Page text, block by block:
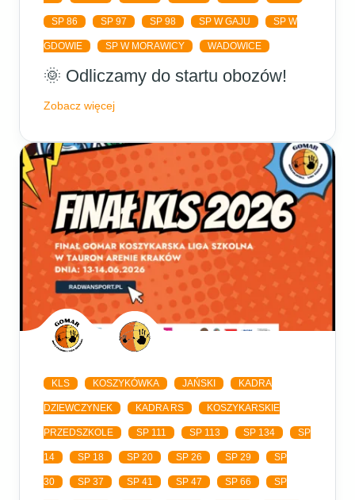
SP 86 SP 97 SP 98 SP W GAJU SP W
GDOWIE SP W MORAWICY WADOWICE
🌞 Odliczamy do startu obozów!
Zobacz więcej
KLS KOSZYKÓWKA JAŃSKI KADRA
DZIEWCZYNEK KADRA RS KOSZYKARSKIE
PRZEDSZKOLE SP 111 SP 113 SP 134 SP
14 SP 18 SP 20 SP 26 SP 29 SP
30 SP 37 SP 41 SP 47 SP 66 SP